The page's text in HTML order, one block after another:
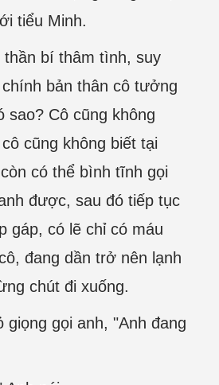
tiểu Minh.
thần bí thâm tình, suy
bản thân cô tưởng
sao? Cô cũng không
cũng không biết tại
có thể bình tĩnh gọi
được, sau đó tiếp tục
gáp, có lẽ chỉ có máu
đang dần trở nên lạnh
chút đi xuống.
giọng gọi anh, "Anh đang